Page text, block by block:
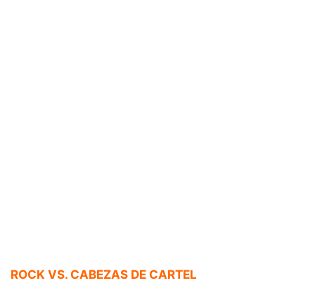
ROCK VS. CABEZAS DE CARTEL